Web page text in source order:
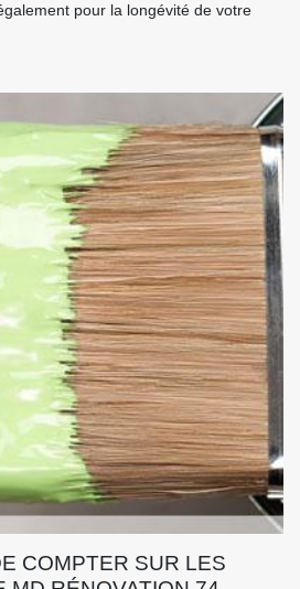
pour la longévité de votre
COMPTER SUR LES